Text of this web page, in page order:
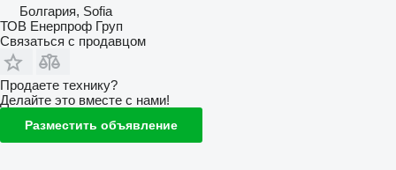
Болгария, Sofia
ТОВ Енерпроф Груп
Связаться с продавцом
Продаете технику?
Делайте это вместе с нами!
Разместить объявление